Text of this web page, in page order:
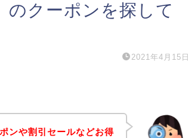
のクーポンを探して
2021年4月15日
ンや割引セールなどお得